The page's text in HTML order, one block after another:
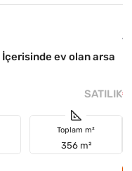
ev olan arsa
SATILIK
Toplam m²
356 m²
₺